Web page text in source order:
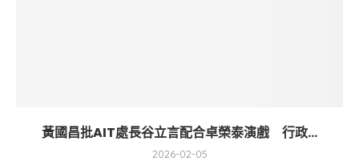
黃國昌批AIT處長谷立言配合卓榮泰演戲 行政...
2026-02-05